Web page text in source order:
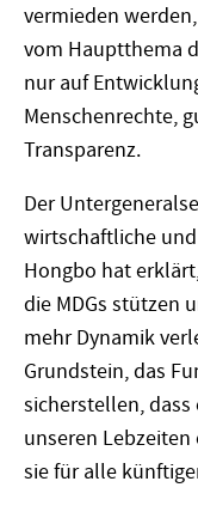
vermieden
vom Hauptthema
nur auf
Menschenrechte,
Transparenz.
Der
wirtschaftliche
Hongbo hat
die MDGs stützen
mehr Dynamik
Grundstein, das
sicherstellen,
unseren
sie für alle